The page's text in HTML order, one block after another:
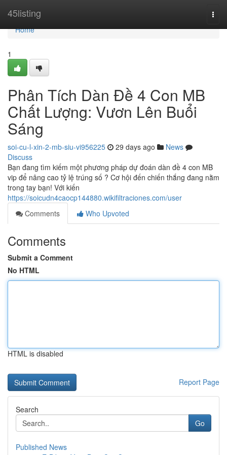
45listing
Home
Home
1
Phân Tích Dàn Đề 4 Con MB
Chất Lượng: Vươn Lên Buổi
Sáng
soi-cu-l-xin-2-mb-siu-vi956225 29 days ago
News
Discuss
Bạn đang tìm kiếm một phương pháp dự đoán dàn đề 4 con MB
vip để nâng cao tỷ lệ trúng số ? Cơ hội đến chiến thắng đang nằm
trong tay bạn! Với kiến
https://soicudn4caocp144880.wikifiltraciones.com/user
Comments
Who Upvoted
Comments
Submit a Comment
No HTML
HTML is disabled
Report Page
Search
Go
Published News